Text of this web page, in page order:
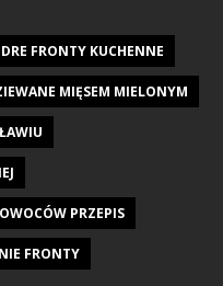
DRE FRONTY KUCHENNE
MIĘSEM MIELONYM
PRZEPIS
FRONTY